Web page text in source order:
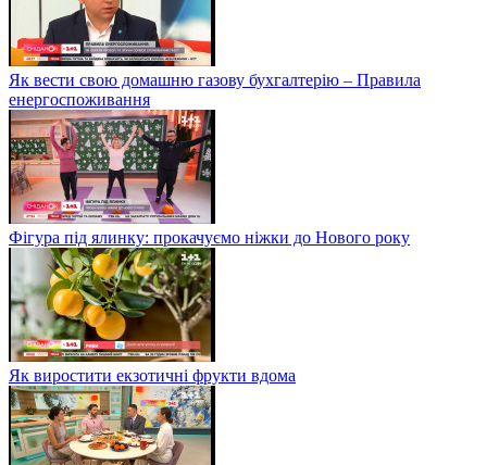
Як вести свою домашню газову бухгалтерію – Правила
енергоспоживання
Фігура під ялинку: прокачуємо ніжки до Нового року
Як виростити екзотичні фрукти вдома